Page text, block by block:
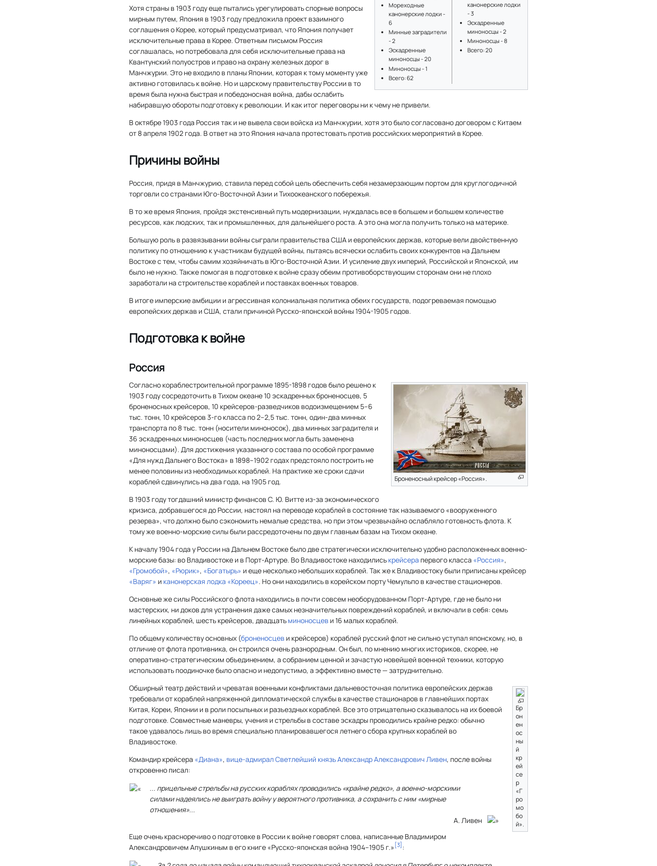
Мореходные
канонерские лодки -
6
Минные заградители
- 2
Эскадренные
миноносцы - 20
Миноносцы - 1
Всего: 62
канонерские лодки
- 3
Эскадренные
миноносцы - 2
Миноносцы - 8
Всего: 20
Хотя страны в 1903 году еще пытались урегулировать спорные вопросы
мирным путем, Япония в 1903 году предложила проект взаимного
соглашения о Корее, который предусматривал, что Япония получает
исключительные права в Корее. Ответным письмом Россия
соглашалась, но потребовала для себя исключительные права на
Квантунский полуостров и право на охрану железных дорог в
Манчжурии. Это не входило в планы Японии, которая к тому моменту уже
активно готовилась к войне. Но и царскому правительству России в то
время была нужна быстрая и победоносная война, дабы ослабить
набиравшую обороты подготовку к революции. И как итог переговоры ни к чему не привели.
В октябре 1903 года Россия так и не вывела свои войска из Манчжурии, хотя это было согласовано договором с Китаем
от 8 апреля 1902 года. В ответ на это Япония начала протестовать против российских мероприятий в Корее.
Причины войны
Россия, придя в Манчжурию, ставила перед собой цель обеспечить себя незамерзающим портом для круглогодичной
торговли со странами Юго-Восточной Азии и Тихоокеанского побережья.
В то же время Япония, пройдя экстенсивный путь модернизации, нуждалась все в большем и большем количестве
ресурсов, как людских, так и промышленных, для дальнейшего роста. А это она могла получить только на материке.
Большую роль в развязывании войны сыграли правительства США и европейских держав, которые вели двойственную
политику по отношению к участникам будущей войны, пытаясь всячески ослабить своих конкурентов на Дальнем
Востоке с тем, чтобы самим хозяйничать в Юго-Восточной Азии. И усиление двух империй, Российской и Японской, им
было не нужно. Также помогая в подготовке к войне сразу обеим противоборствующим сторонам они не плохо
заработали на строительстве кораблей и поставках военных товаров.
В итоге имперские амбиции и агрессивная колониальная политика обеих государств, подогреваемая помощью
европейских держав и США, стали причиной Русско-японской войны 1904-1905 годов.
Подготовка к войне
Россия
Броненосный крейсер «Россия».
Согласно кораблестроительной программе 1895-1898 годов было решено к
1903 году сосредоточить в Тихом океане 10 эскадренных броненосцев, 5
броненосных крейсеров, 10 крейсеров-разведчиков водоизмещением 5–6
тыс. тонн, 10 крейсеров 3-го класса по 2–2,5 тыс. тонн, один-два минных
транспорта по 8 тыс. тонн (носители миноносок), два минных заградителя и
36 эскадренных миноносцев (часть последних могла быть заменена
миноносцами). Для достижения указанного состава по особой программе
«Для нужд Дальнего Востока» в 1898–1902 годах предстояло построить не
менее половины из необходимых кораблей. На практике же сроки сдачи
кораблей сдвинулись на два года, на 1905 год.
В 1903 году тогдашний министр финансов С. Ю. Витте из-за экономического
кризиса, добравшегося до России, настоял на переводе кораблей в состояние так называемого «вооруженного
резерва», что должно было сэкономить немалые средства, но при этом чрезвычайно ослабляло готовность флота. К
тому же военно-морские силы были рассредоточены по двум главным базам на Тихом океане.
К началу 1904 года у России на Дальнем Востоке было две стратегически исключительно удобно расположенных военно-
морские базы: во Владивостоке и в Порт-Артуре. Во Владивостоке находились крейсера первого класса «Россия»,
«Громобой», «Рюрик», «Богатырь» и еще несколько небольших кораблей. Так же к Владивостоку были приписаны крейсер
«Варяг» и канонерская лодка «Кореец». Но они находились в корейском порту Чемульпо в качестве стационеров.
Основные же силы Российского флота находились в почти совсем необорудованном Порт-Артуре, где не было ни
мастерских, ни доков для устранения даже самых незначительных повреждений кораблей, и включали в себя: семь
линейных кораблей, шесть крейсеров, двадцать миноносцев и 16 малых кораблей.
По общему количеству основных (броненосцев и крейсеров) кораблей русский флот не сильно уступал японскому, но, в
отличие от флота противника, он строился очень разнородным. Он был, по мнению многих историков, скорее, не
оперативно-стратегическим объединением, а собранием ценной и зачастую новейшей военной техники, которую
использовать поодиночке было опасно и недопустимо, а эффективно вместе — затруднительно.
Бр
он
ен
ос
ны
й
кр
ей
се
р
«Г
ро
мо
бо
й».
Обширный театр действий и чреватая военными конфликтами дальневосточная политика европейских держав
требовали от кораблей напряженной дипломатической службы в качестве стационаров в главнейших портах
Китая, Кореи, Японии и в роли посыльных и разъездных кораблей. Все это отрицательно сказывалось на их боевой
подготовке. Совместные маневры, учения и стрельбы в составе эскадры проводились крайне редко: обычно
такое удавалось лишь во время специально планировавшегося летнего сбора крупных кораблей во
Владивостоке.
Командир крейсера «Диана», вице-адмирал Светлейший князь Александр Александрович Ливен, после войны
откровенно писал:
... прицельные стрельбы на русских кораблях проводились «крайне редко», а военно-морскими
силами надеялись не выиграть войну у вероятного противника, а сохранить с ним «мирные
отношения»...
А. Ливен
Еще очень красноречиво о подготовке в России к войне говорят слова, написанные Владимиром
Александровичем Апушкиным в его книге «Русско-японская война 1904–1905 г.» [3] :